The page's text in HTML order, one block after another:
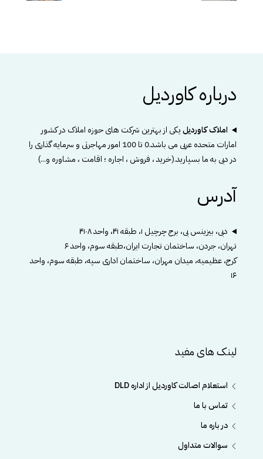
درباره کاوردیل
املاک کاوردیلیکی از بهترین شرکت های حوزه املاک در کشور
امارات متحده عربی می باشد.0 تا 100 امور مهاجرتی و سرمایه گذاری را
در دبی به ما بسپارید.(خرید ، فروش ، اجاره ؛ اقامت ، مشاوره و...)
آدرس
دبی، بیزینس بی، برج چرچیل ۱، طبقه ۴۱، واحد ۴۱۰۸
تهران، جردن، ساختمان تجارت ایران،طبقه سوم، واحد ۶
کرج، عظیمیه، میدان مهران، ساختمان اداری سپه، طبقه سوم، واحد
۱۶
لینک های مفید
استعلام اصالت کاوردیل از اداره DLD
تماس با ما
در باره ما
سوالات متداول